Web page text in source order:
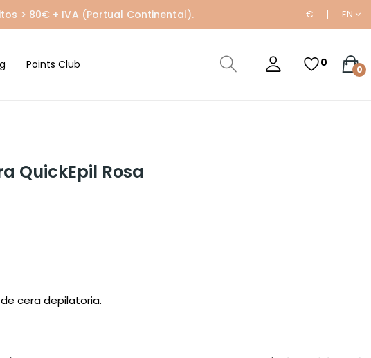
> 80€ + IVA (Portual Continental). € EN
Points Club 0
0
QuickEpil Rosa
cera depilatoria.